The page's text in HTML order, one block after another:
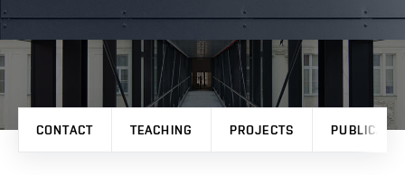
CONTACT TEACHING PROJECTS